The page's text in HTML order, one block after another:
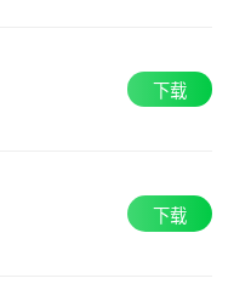
下载
下载